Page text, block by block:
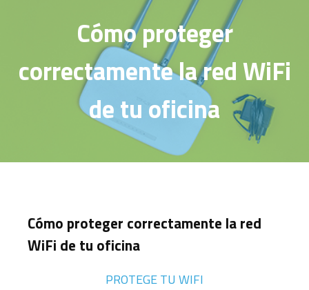
Cómo proteger
correctamente la red WiFi
de tu oficina
Cómo proteger correctamente la red
WiFi de tu oficina
PROTEGE TU WIFI